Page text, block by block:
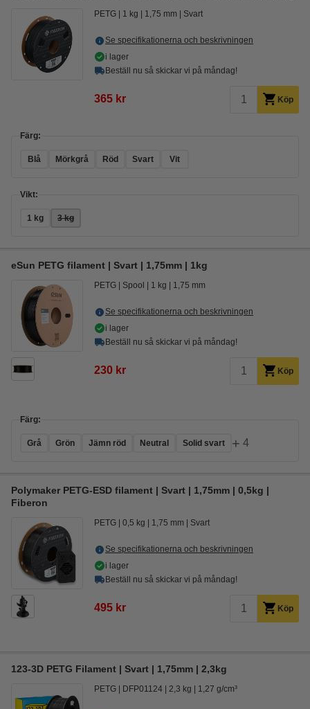
PETG 1 kg 1,75 mm Svart
Se specifikationerna och beskrivningen
i lager
Beställ nu så skickar vi på måndag!
365 kr Köp
Färg:
Blå Mörkgrå Röd Svart Vit
Vikt:
1 kg 3 kg
eSun PETG filament | Svart | 1,75mm | 1kg
PETG Spool 1 kg 1,75 mm
Se specifikationerna och beskrivningen
i lager
Beställ nu så skickar vi på måndag!
230 kr Köp
Färg:
Grå Grön Jämn röd Neutral Solid svart + 4
Polymaker PETG-ESD filament | Svart | 1,75mm | 0,5kg |
Fiberon
PETG 0,5 kg 1,75 mm Svart
Se specifikationerna och beskrivningen
i lager
Beställ nu så skickar vi på måndag!
495 kr Köp
123-3D PETG Filament | Svart | 1,75mm | 2,3kg
PETG DFP01124 2,3 kg 1,27 g/cm³